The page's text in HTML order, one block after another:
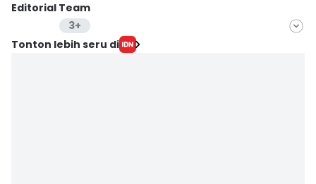
Editorial Team
3+
Editor
Tonton lebih seru di